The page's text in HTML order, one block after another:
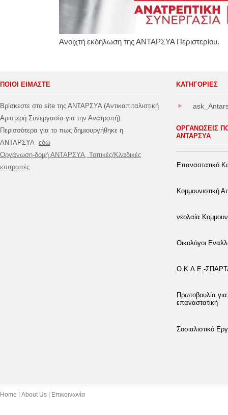
Ανοιχτή εκδήλωση της ΑΝΤΑΡΣΥΑ Περιστερίου.
ΠΟΙΟΙ ΕΙΜΑΣΤΕ
Βρίσκεστε στο site της ΑΝΤΑΡΣΥΑ (Αντικαπιταλιστική
Αριστερή Συνεργασία για την Ανατροπή).
Περισσότερα για το πως δημιουργήθηκε η
ΑΝΤΑΡΣΥΑ εδώ
Οργάνωση-δομή ΑΝΤΑΡΣΥΑ, Τοπικές/Κλαδικές
επιτροπές
ΚΑΤΗΓΟΡΊΕΣ
ΟΡΓΑΝΩΣΕΙΣ
ΑΝΤΑΡΣΥΑ
Επαναστατικό
Κομμουνιστική
νεολαία
Οικολόγοι
Ο.Κ.Δ.Ε.-
Πρωτοβουλία
επαναστατική
Σοσιαλιστικό
Home About Us Επικοινωνία